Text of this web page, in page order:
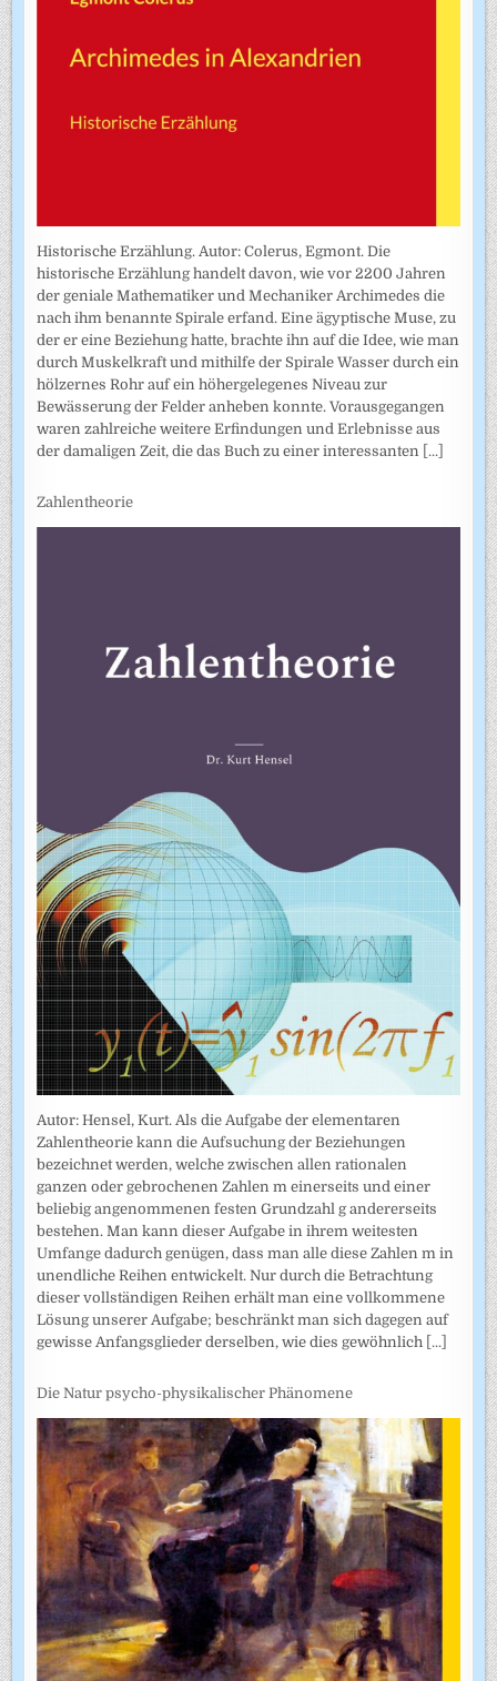
Historische Erzählung. Autor: Colerus, Egmont. Die
historische Erzählung handelt davon, wie vor 2200 Jahren
der geniale Mathematiker und Mechaniker Archimedes die
nach ihm benannte Spirale erfand. Eine ägyptische Muse, zu
der er eine Beziehung hatte, brachte ihn auf die Idee, wie man
durch Muskelkraft und mithilfe der Spirale Wasser durch ein
hölzernes Rohr auf ein höhergelegenes Niveau zur
Bewässerung der Felder anheben konnte. Vorausgegangen
waren zahlreiche weitere Erfindungen und Erlebnisse aus
der damaligen Zeit, die das Buch zu einer interessanten [...]
Zahlentheorie
Autor: Hensel, Kurt. Als die Aufgabe der elementaren
Zahlentheorie kann die Aufsuchung der Beziehungen
bezeichnet werden, welche zwischen allen rationalen
ganzen oder gebrochenen Zahlen m einerseits und einer
beliebig angenommenen festen Grundzahl g andererseits
bestehen. Man kann dieser Aufgabe in ihrem weitesten
Umfange dadurch genügen, dass man alle diese Zahlen m in
unendliche Reihen entwickelt. Nur durch die Betrachtung
dieser vollständigen Reihen erhält man eine vollkommene
Lösung unserer Aufgabe; beschränkt man sich dagegen auf
gewisse Anfangsglieder derselben, wie dies gewöhnlich [...]
Die Natur psycho-physikalischer Phänomene